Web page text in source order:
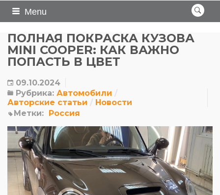
Menu
ПОЛНАЯ ПОКРАСКА КУЗОВА
MINI COOPER: КАК ВАЖНО
ПОПАСТЬ В ЦВЕТ
09.10.2024
Рубрика: Автомобили
Авторские статьи
Новости
Метки: Россия